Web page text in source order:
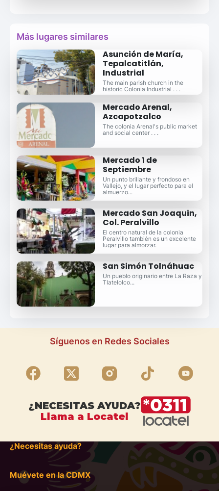
Más lugares similares
Asunción de María,
Tepalcatitlán,
Industrial
The main parish church in the
historic Colonia Industrial . . .
Mercado Arenal,
Azcapotzalco
The colonia Arenal's public market
and social center . . .
Mercado 1 de
Septiembre
Un punto brillante y frondoso en
Vallejo, y el lugar perfecto para el
almuerzo...
Mercado San Joaquin,
Col. Peralvillo
El centro natural de la colonia
Peralvillo también es un excelente
lugar para almorzar.
San Simón Tolnáhuac
Un pueblo originario entre La Raza y
Tlatelolco...
Síguenos en Redes Sociales
¿NECESITAS AYUDA?
Llama a Locatel
¿Necesitas ayuda?
Muévete en la CDMX